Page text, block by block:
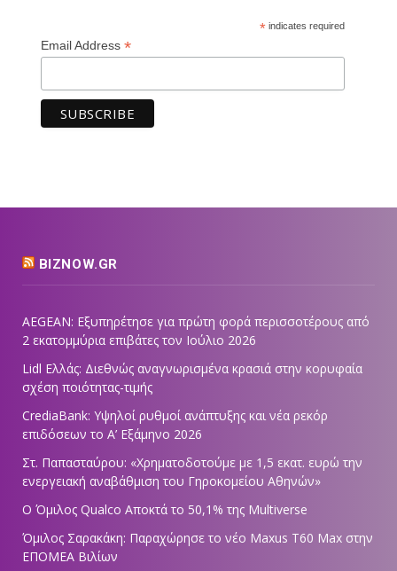
*indicates required
Email Address *
BIZNOW.GR
AEGEAN: Εξυπηρέτησε για πρώτη φορά περισσοτέρους από
2 εκατομμύρια επιβάτες τον Ιούλιο 2026
Lidl Ελλάς: Διεθνώς αναγνωρισμένα κρασιά στην κορυφαία
σχέση ποιότητας-τιμής
CrediaBank: Υψηλοί ρυθμοί ανάπτυξης και νέα ρεκόρ
επιδόσεων το Α’ Εξάμηνο 2026
Στ. Παπασταύρου: «Χρηματοδοτούμε με 1,5 εκατ. ευρώ την
ενεργειακή αναβάθμιση του Γηροκομείου Αθηνών»
Ο Όμιλος Qualco Αποκτά το 50,1% της Multiverse
Όμιλος Σαρακάκη: Παραχώρησε το νέο Maxus T60 Max στην
ΕΠΟΜΕΑ Βιλίων